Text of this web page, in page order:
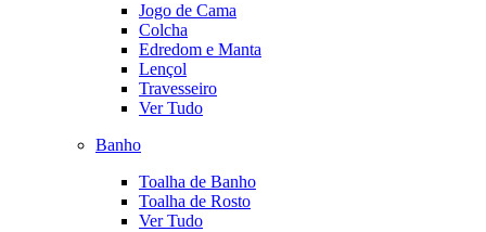
Jogo de Cama
Colcha
Edredom e Manta
Lençol
Travesseiro
Ver Tudo
Banho
Toalha de Banho
Toalha de Rosto
Ver Tudo